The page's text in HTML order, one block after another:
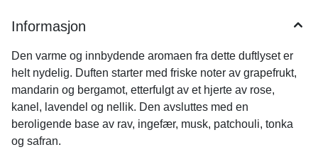
Informasjon
Den varme og innbydende aromaen fra dette duftlyset er
helt nydelig. Duften starter med friske noter av grapefrukt,
mandarin og bergamot, etterfulgt av et hjerte av rose,
kanel, lavendel og nellik. Den avsluttes med en
beroligende base av rav, ingefær, musk, patchouli, tonka
og safran.